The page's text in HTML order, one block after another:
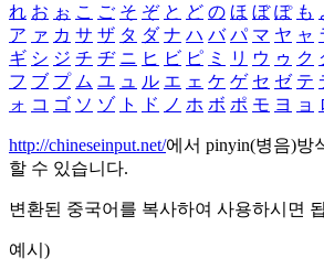
れ お ぉ こ ご そ ぞ と ど の ほ ぼ ぽ も
ア ァ カ サ ザ タ ダ ナ ハ バ パ マ ヤ ャ
ギ シ ジ チ ヂ ニ ヒ ビ ピ ミ リ ウ ゥ ク
フ ブ プ ム ユ ュ ル エ ェ ケ ゲ セ ゼ テ
ォ コ ゴ ソ ゾ ト ド ノ ホ ボ ポ モ ヨ ョ
http://chineseinput.net/에서 pinyin(병음)방
할 수 있습니다.
변환된 중국어를 복사하여 사용하시면
예시)